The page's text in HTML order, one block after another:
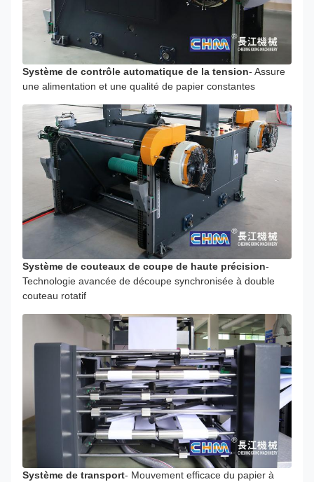
Système de contrôle automatique de la tension- Assure
une alimentation et une qualité de papier constantes
Système de couteaux de coupe de haute précision-
Technologie avancée de découpe synchronisée à double
couteau rotatif
Système de transport- Mouvement efficace du papier à